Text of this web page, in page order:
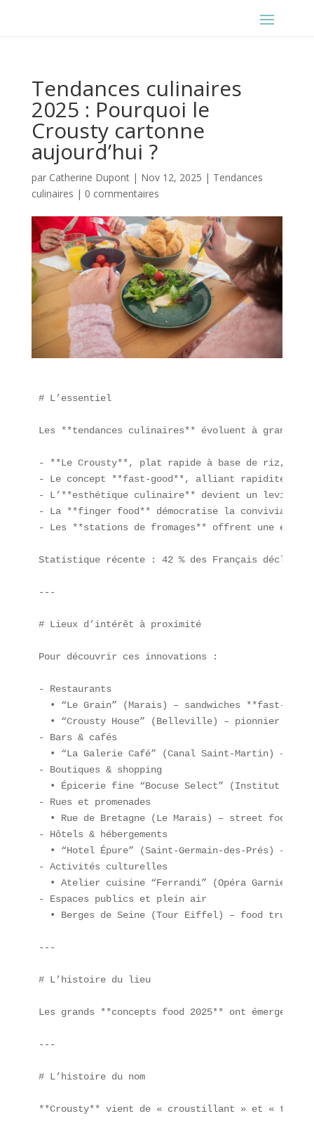
Tendances culinaires
2025 : Pourquoi le
Crousty cartonne
aujourd’hui ?
par Catherine Dupont| Nov 12, 2025 | Tendances
culinaires | 0 commentaires
# L’essentiel
Les **tendances culinaires** évoluent à grande
- **Le Crousty**, plat rapide à base de riz,
- Le concept **fast-good**, alliant rapidité et
- L’**esthétique culinaire** devient un levier
- La **finger food** démocratise la
- Les **stations de fromages** offrent une
Statistique récente : 42 % des Français
---
# Lieux d’intérêt à proximité
Pour découvrir ces innovations :
- Restaurants
• “Le Grain” (Marais) – sandwiches **fast-
• “Crousty House” (Belleville) – pionnier du
- Bars & cafés
• “La Galerie Café” (Canal Saint-Martin) –
- Boutiques & shopping
• Épicerie fine “Bocuse Select” (Institut
- Rues et promenades
• Rue de Bretagne (Le Marais) – street food
- Hôtels & hébergements
• “Hotel Épure” (Saint-Germain-des-Prés) –
- Activités culturelles
• Atelier cuisine “Ferrandi” (Opéra Garnier)
- Espaces publics et plein air
• Berges de Seine (Tour Eiffel) – food trucks
---
# L’histoire du lieu
Les grands **concepts food 2025** ont émergé
---
# L’histoire du nom
**Crousty** vient de « croustillant » et « tasty